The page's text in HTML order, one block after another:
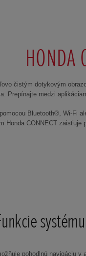
HONDA
čistým dotykovým
Prepínajte medzi
Bluetooth®, Wi-
Honda CONNECT
pohodlnú navigáciu